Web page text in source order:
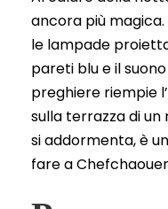
ancora più magica.
le lampade
pareti blu e il
preghiere riempie
sulla terrazza di
si addormenta, è
fare a